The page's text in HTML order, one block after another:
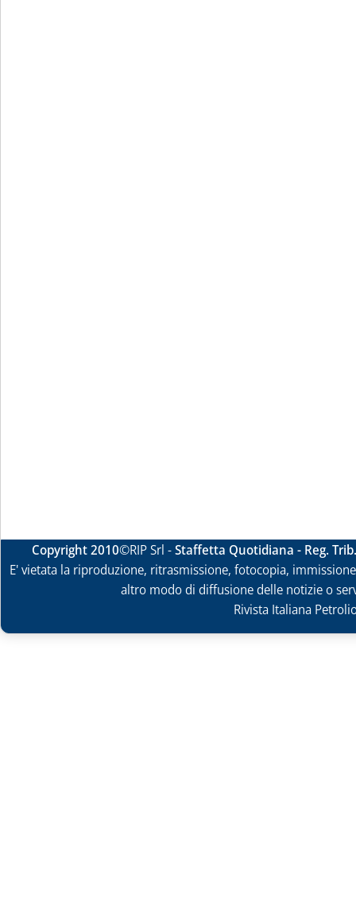
Copyright 2010©RIP Srl -Staffetta Quotidiana - Reg.
E' vietata la riproduzione, ritrasmissione, fotocopia,
altro modo di diffusione delle notizie o
Rivista Italiana